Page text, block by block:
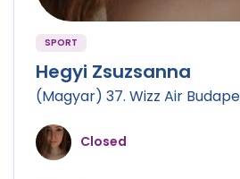
SPORT
Hegyi Zsuzsanna
(Magyar) 37. Wizz Air
Closed